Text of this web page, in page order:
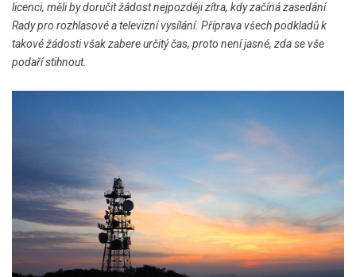
licenci, měli by doručit žádost nejpozději zítra, kdy začíná zasedání
Rady pro rozhlasové a televizní vysílání. Příprava všech podkladů k
takové žádosti však zabere určitý čas, proto není jasné, zda se vše
podaří stihnout.